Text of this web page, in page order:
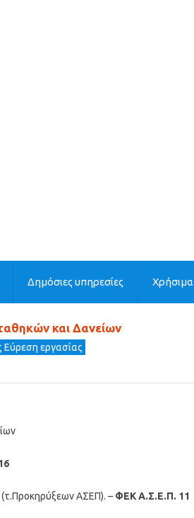
Δημόσιες υπηρεσίες Χρήσιμα
και Δανείων
Εύρεση εργασίας
ΑΣΕΠ). – ΦΕΚ Α.Σ.Ε.Π. 11